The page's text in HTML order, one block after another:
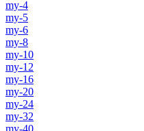
my-4
my-5
my-6
my-8
my-10
my-12
my-16
my-20
my-24
my-32
my-40